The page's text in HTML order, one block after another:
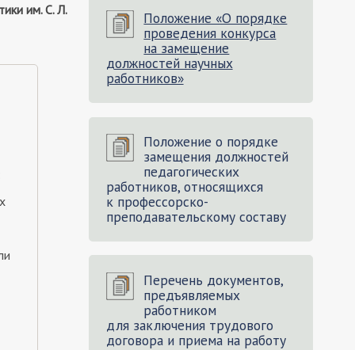
им. С. Л.
Положение «О порядке
проведения конкурса
на замещение
должностей научных
работников»
Положение о порядке
замещения должностей
педагогических
работников, относящихся
к профессорско-
преподавательскому составу
Перечень документов,
предъявляемых
работником
для заключения трудового
договора и приема на работу